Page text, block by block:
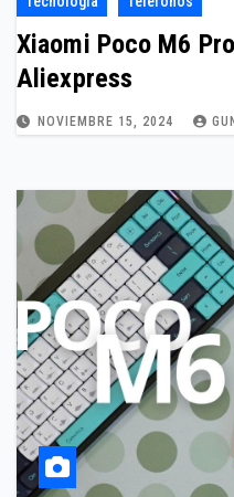
Xiaomi Poco M6
Aliexpress
NOVIEMBRE 15, 2024